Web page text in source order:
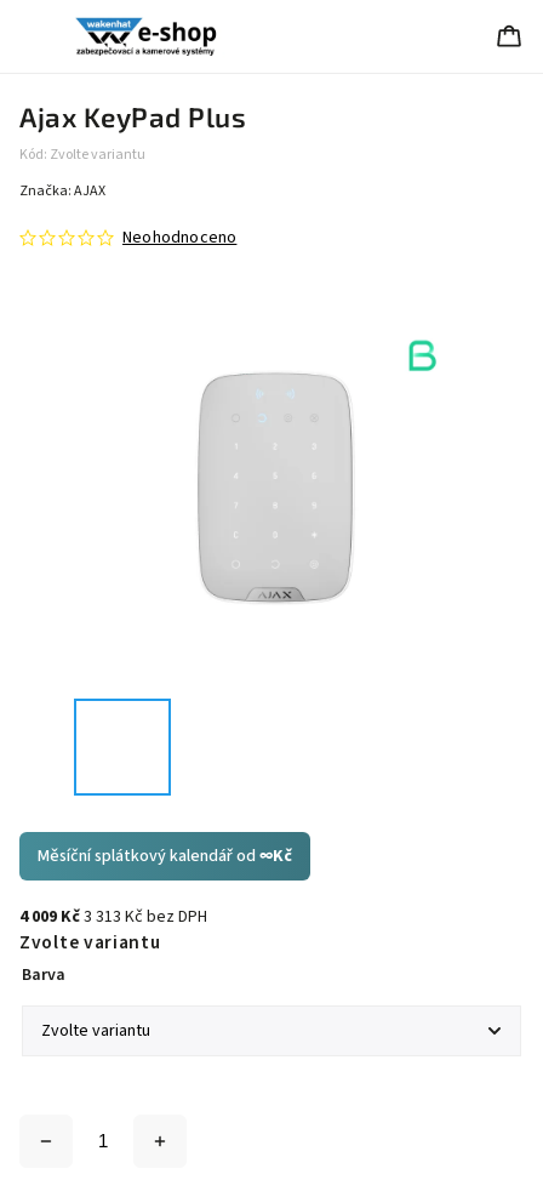
Ajax KeyPad Plus
Kód: Zvolte variantu
Neohodnoceno
Značka:AJAX
Měsíční splátkový kalendář od ∞Kč
4 009 Kč3 313 Kč bez DPH
Zvolte variantu
Barva